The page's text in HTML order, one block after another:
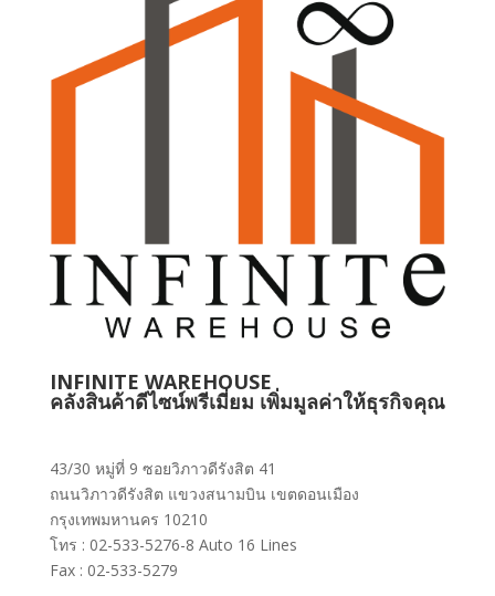
INFINITE WAREHOUSE
คลังสินค้าดีไซน์พรีเมี่ยม เพิ่มมูลค่าให้ธุรกิจคุณ
43/30 หมู่ที่ 9 ซอยวิภาวดีรังสิต 41
ถนนวิภาวดีรังสิต แขวงสนามบิน เขตดอนเมือง
กรุงเทพมหานคร 10210
โทร : 02-533-5276-8 Auto 16 Lines
Fax : 02-533-5279